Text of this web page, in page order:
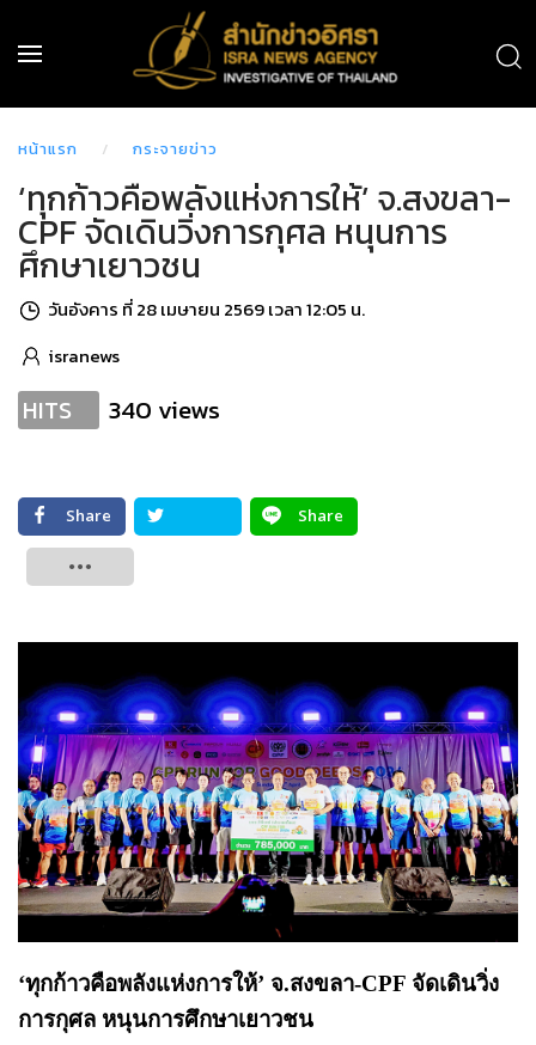
หน้าแรก กระจายข่าว
‘ทุกก้าวคือพลังแห่งการให้’ จ.สงขลา-
CPF จัดเดินวิ่งการกุศล หนุนการ
ศึกษาเยาวชน
วันอังคาร ที่ 28 เมษายน 2569 เวลา 12:05 น.
isranews
HITS 340 views
Share
Share
‘ทุกก้าวคือพลังแห่งการให้’ จ.สงขลา-CPF จัดเดินวิ่ง
การกุศล หนุนการศึกษาเยาวชน